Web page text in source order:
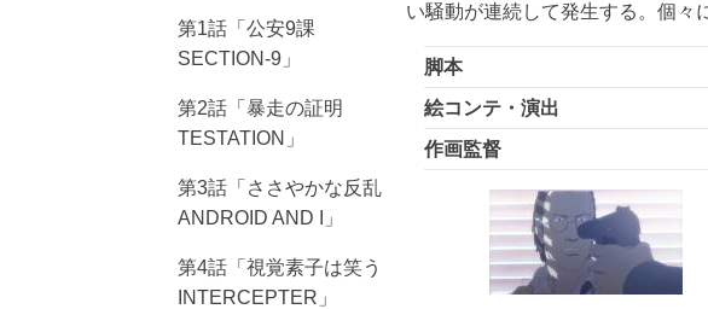
第1話「公安9課
SECTION-9」
第2話「暴走の証明
TESTATION」
第3話「ささやかな反乱
ANDROID AND I」
第4話「視覚素子は笑う
INTERCEPTER」
い騒動が連続して発生する。個々
脚本
絵コンテ・演出
作画監督